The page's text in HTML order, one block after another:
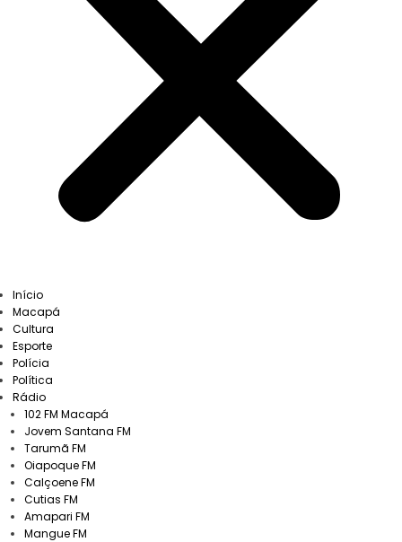
Início
Macapá
Cultura
Esporte
Polícia
Política
Rádio
102 FM Macapá
Jovem Santana FM
Tarumã FM
Oiapoque FM
Calçoene FM
Cutias FM
Amapari FM
Mangue FM